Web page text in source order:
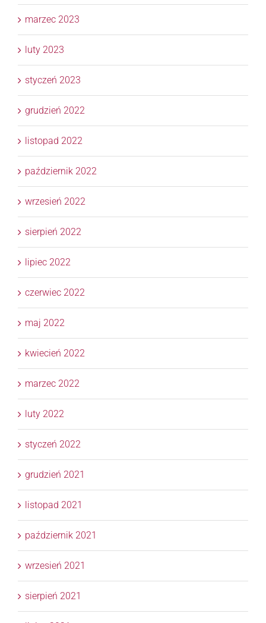
marzec 2023
luty 2023
styczeń 2023
grudzień 2022
listopad 2022
październik 2022
wrzesień 2022
sierpień 2022
lipiec 2022
czerwiec 2022
maj 2022
kwiecień 2022
marzec 2022
luty 2022
styczeń 2022
grudzień 2021
listopad 2021
październik 2021
wrzesień 2021
sierpień 2021